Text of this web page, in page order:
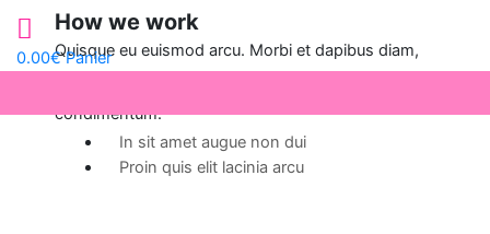
0.00€ Panier
How we work
Quisque eu euismod arcu. Morbi et dapibus diam,
condimentum.
In sit amet augue non dui
Proin quis elit lacinia arcu